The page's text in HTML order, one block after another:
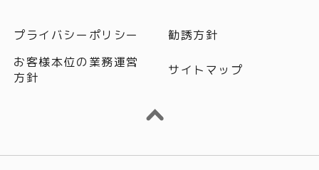
プライバシーポリシー
勧誘方針
お客様本位の業務運営
方針
サイトマップ